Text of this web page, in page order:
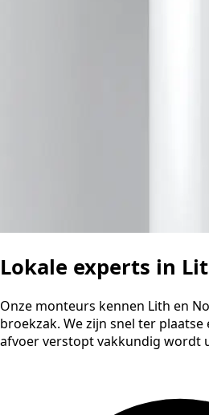
Lokale experts in
Onze monteurs kennen Lith en
broekzak. We zijn snel ter
afvoer verstopt vakkundig wordt